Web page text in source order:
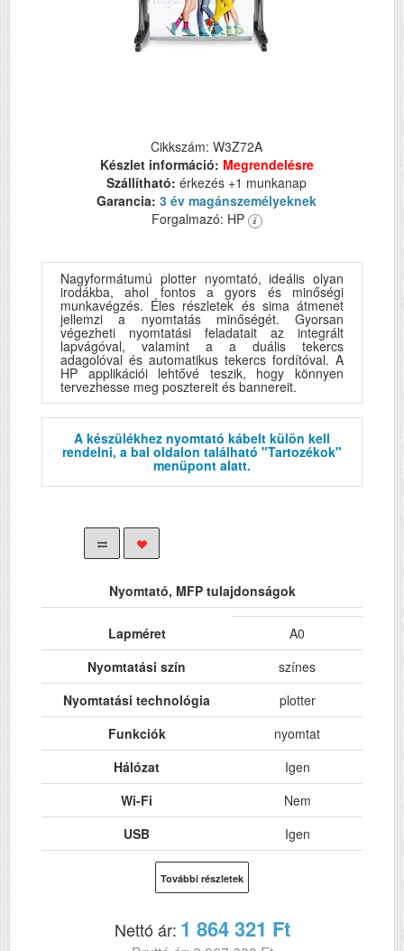
Cikkszám: W3Z72A
Készlet információ: Megrendelésre
Szállítható: érkezés +1 munkanap
Garancia: 3 év magánszemélyeknek
Forgalmazó: HP
Nagyformátumú plotter nyomtató, ideális olyan
irodákba, ahol fontos a gyors és minőségi
munkavégzés. Éles részletek és sima átmenet
jellemzi a nyomtatás minőségét. Gyorsan
végezheti nyomtatási feladatait az integrált
lapvágóval, valamint a a duális tekercs
adagolóval és automatikus tekercs fordítóval. A
HP applikációi lehtővé teszik, hogy könnyen
tervezhesse meg posztereit és bannereit.
A készülékhez nyomtató kábelt külön kell
rendelni, a bal oldalon található "Tartozékok"
menüpont alatt.
Nyomtató, MFP tulajdonságok
Lapméret
A0
Nyomtatási szín
színes
Nyomtatási technológia
plotter
Funkciók
nyomtat
Hálózat
Igen
Wi-Fi
Nem
USB
Igen
Kétoldalas, duplex
nyomtatás
ADF (automatikus
lapolvasó)
Nem
További részletek
Nettó ár: 1 864 321 Ft